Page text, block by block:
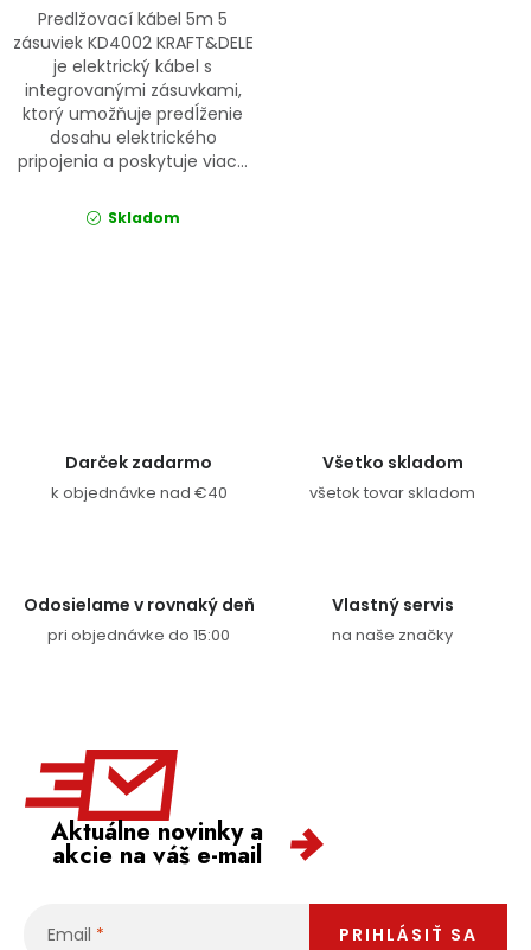
Predlžovací kábel 5m 5
zásuviek KD4002 KRAFT&DELE
je elektrický kábel s
integrovanými zásuvkami,
ktorý umožňuje predĺženie
dosahu elektrického
pripojenia a poskytuje viac...
Skladom
Darček zadarmo
k objednávke nad €40
Všetko skladom
všetok tovar skladom
Odosielame v rovnaký deň
pri objednávke do 15:00
Vlastný servis
na naše značky
Aktuálne novinky a
akcie na váš e-mail
Email PRIHLÁSIŤ SA